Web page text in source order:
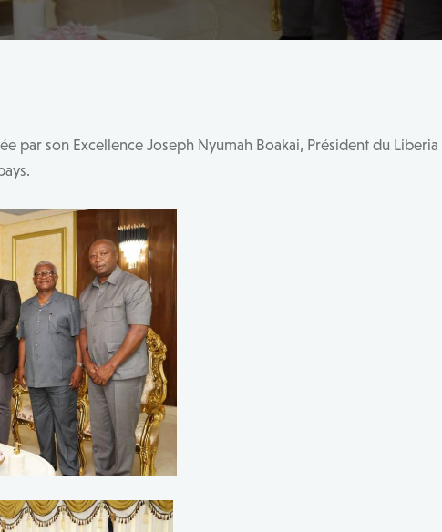
par son Excellence Joseph Nyumah Boakai, Président du